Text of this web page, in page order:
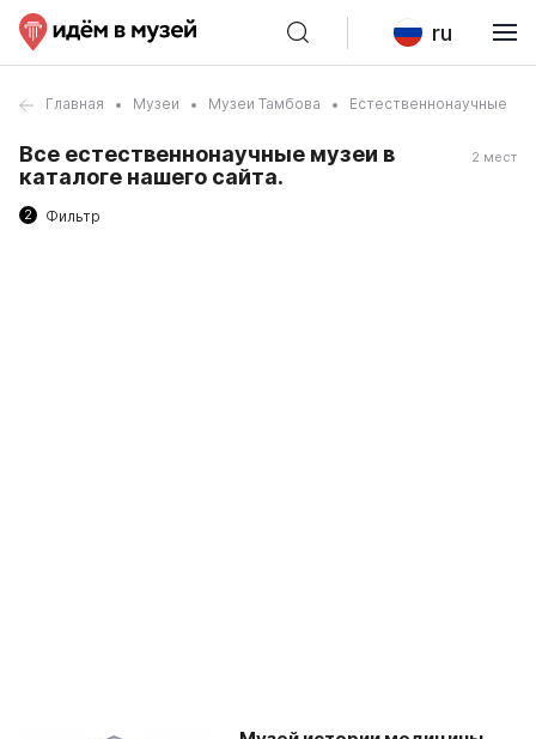
ru
Главная Музеи Музеи Тамбова Естественнонаучные
Все естественнонаучные музеи в
каталоге нашего сайта.
2 мест
2 Фильтр